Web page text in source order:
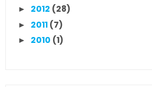
► 2012 (28)
► 2011 (7)
► 2010 (1)